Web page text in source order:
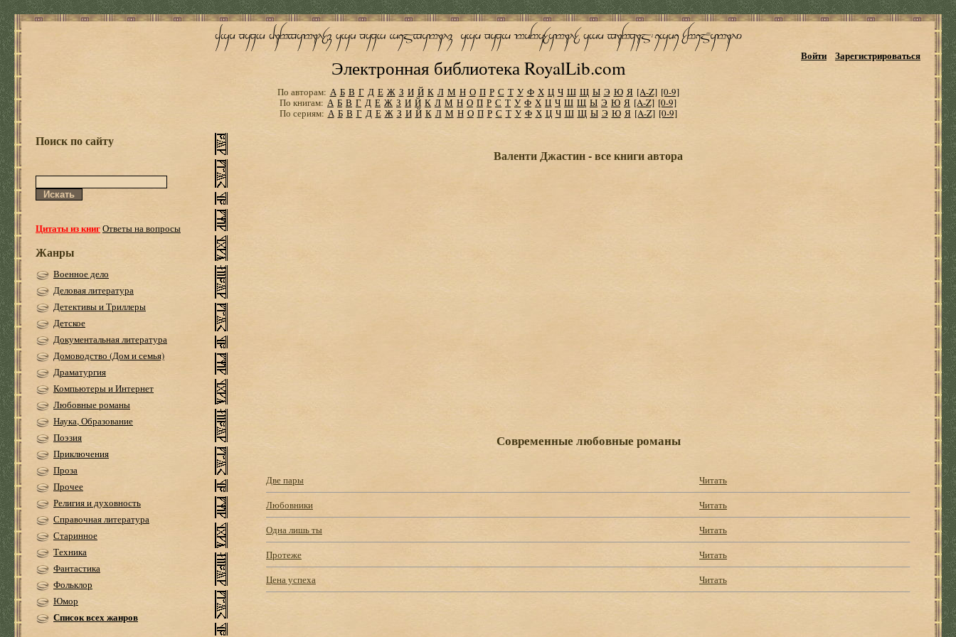
Электронная библиотека RoyalLib.com
Войти Зарегистрироваться
По авторам: А Б В Г Д Е Ж З И Й К Л М Н О П Р С Т У Ф Х Ц Ч Ш Щ Ы Э Ю Я [A-Z] [0-9]
По книгам: А Б В Г Д Е Ж З И Й К Л М Н О П Р С Т У Ф Х Ц Ч Ш Щ Ы Э Ю Я [A-Z] [0-9]
По сериям: А Б В Г Д Е Ж З И Й К Л М Н О П Р С Т У Ф Х Ц Ч Ш Щ Ы Э Ю Я [A-Z] [0-9]
Поиск по сайту
Цитаты из книгОтветы на вопросы
Жанры
Военное дело
Деловая литература
Детективы и Триллеры
Детское
Документальная литература
Домоводство (Дом и семья)
Драматургия
Компьютеры и Интернет
Любовные романы
Наука, Образование
Поэзия
Приключения
Проза
Прочее
Религия и духовность
Справочная литература
Старинное
Техника
Фантастика
Фольклор
Юмор
Список всех жанров
Валенти Джастин - все книги автора
Современные любовные романы
Две пары
Читать
Любовники
Читать
Одна лишь ты
Читать
Протеже
Читать
Цена успеха
Читать